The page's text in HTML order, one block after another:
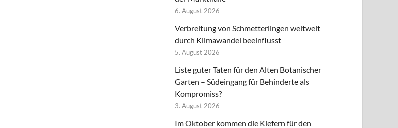
6. August 2026
Verbreitung von Schmetterlingen weltweit
durch Klimawandel beeinflusst
5. August 2026
Liste guter Taten für den Alten Botanischer
Garten – Südeingang für Behinderte als
Kompromiss?
3. August 2026
Im Oktober kommen die Kiefern für den